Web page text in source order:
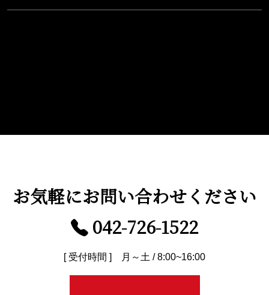
お気軽にお問い合わせください
042-726-1522
[ 受付時間 ] 月～土 / 8:00~16:00